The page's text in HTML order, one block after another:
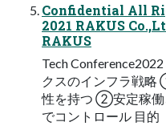
Confidential All
2021 RAKUS
RAKUS
Tech
クスのインフラ戦
性を持つ ②安定稼働
でコントロール 目的